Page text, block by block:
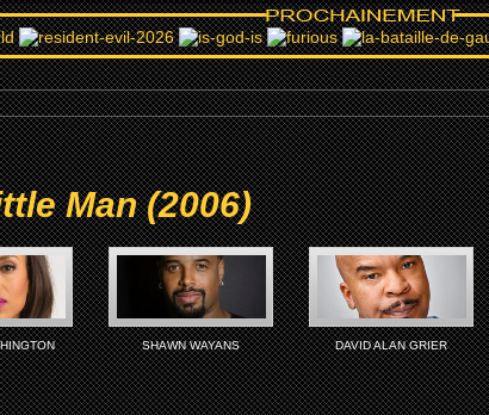
Man (2006)
SHAWN WAYANS DAVID ALAN GRIER